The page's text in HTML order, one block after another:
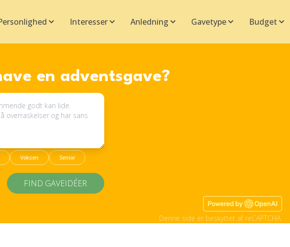
Interesser Anledning Gavetype Budget
en adventsgave?
Voksen Senior
FIND GAVEIDÉER
Denne side er beskyttet af reCAPTCHA.